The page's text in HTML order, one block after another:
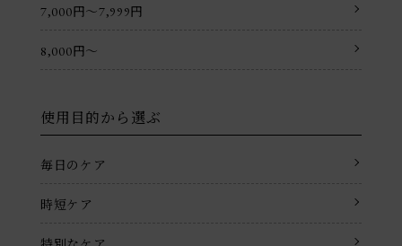
7,000円〜7,999円
8,000円〜
使用目的から選ぶ
毎日のケア
時短ケア